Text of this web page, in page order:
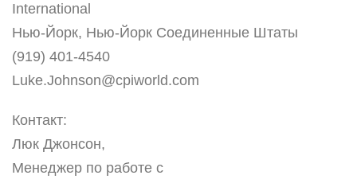
International
Нью-Йорк, Нью-Йорк Соединенные Штаты
(919) 401-4540
Luke.Johnson@cpiworld.com
Контакт:
Люк Джонсон,
Менеджер по работе с